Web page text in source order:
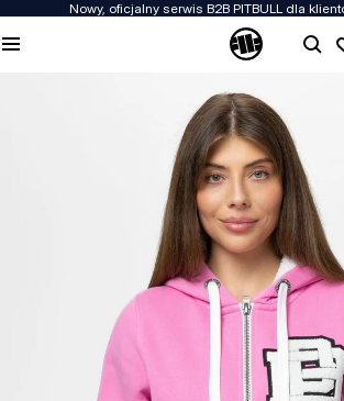
Nowy, oficjalny serwis B2B PITBULL dla